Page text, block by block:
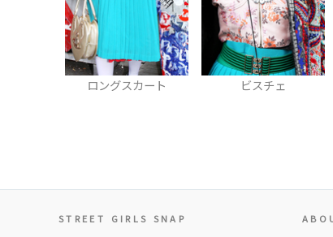
ロングスカート ビスチェ
STREET GIRLS SNAP